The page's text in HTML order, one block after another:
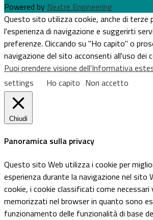
Powered by Nextre Engineering
Questo sito utilizza cookie, anche di terze
l'esperienza di navigazione e suggerirti
preferenze. Cliccando su "Ho capito" o
navigazione del sito acconsenti all'uso dei
Puoi prendere visione dell'Informativa
settings
Ho capito Non accetto
Chiudi
Panoramica sulla privacy
Questo sito Web utilizza i cookie per
esperienza durante la navigazione nel sito
cookie, i cookie classificati come necessari
memorizzati nel browser in quanto sono
funzionamento delle funzionalità di base